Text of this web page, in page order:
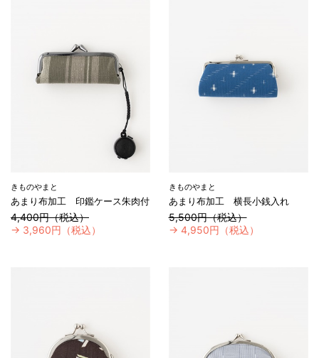
きものやまと
あまり布加工 印鑑ケース朱肉付
4,400円（税込）
→ 3,960円（税込）
きものやまと
あまり布加工 横長小銭入れ
5,500円（税込）
→ 4,950円（税込）